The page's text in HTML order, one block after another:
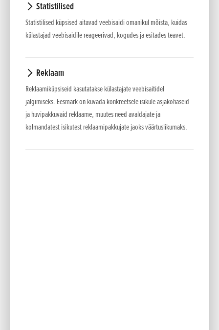
Statistilised
Statistilised küpsised aitavad veebisaidi omanikul mõista, kuidas
külastajad veebisaidile reageerivad, kogudes ja esitades teavet.
Reklaam
Reklaamiküpsiseid kasutatakse külastajate veebisaitidel
jälgimiseks. Eesmärk on kuvada konkreetsele isikule asjakohaseid
ja huvipakkuvaid reklaame, muutes need avaldajate ja
kolmandatest isikutest reklaamipakkujate jaoks väärtuslikumaks.
Honda kumulatiivne globaalne mootorratta
toodang jõudis 2008.a. 200-miljoni ühikuni
Lisatud 03.11.2008
TOKYO, Jaapan, 30.oktoober, 2008 – Honda Motor Co., Ltd. teatas, et
2008 aasta septembris jõudis Honda ülemaailmne kumulatiivne